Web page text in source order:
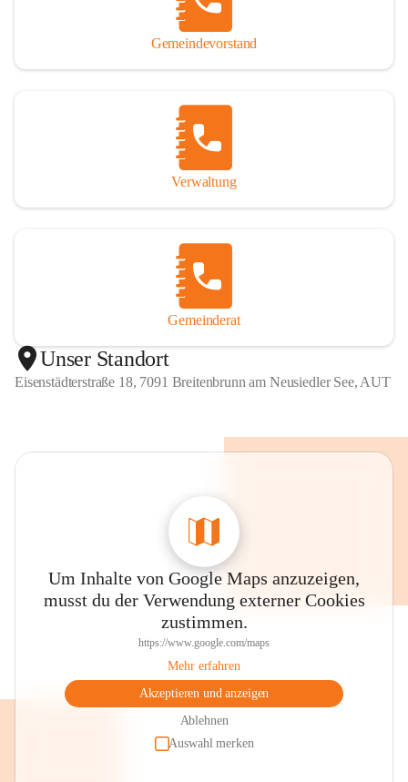
Gemeindevorstand
Verwaltung
Gemeinderat
Unser Standort
Eisenstädterstraße 18, 7091 Breitenbrunn am Neusiedler See, AUT
Um Inhalte von Google Maps anzuzeigen,
musst du der Verwendung externer Cookies
zustimmen.
https://www.google.com/maps
Mehr erfahren
Akzeptieren und anzeigen
Ablehnen
Auswahl merken